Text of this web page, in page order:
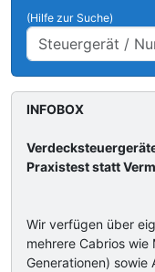
(Hilfe zur Suche)
INFOBOX
Praxistest statt
Wir verfügen über
mehrere Cabrios wie
Generationen) sowie